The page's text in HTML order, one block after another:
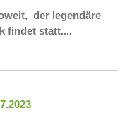
der legendäre
findet statt....